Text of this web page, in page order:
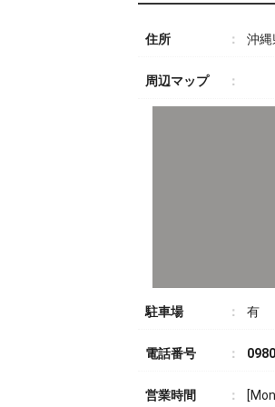
住所 沖縄
周辺マップ
駐車場 有
電話番号
営業時間